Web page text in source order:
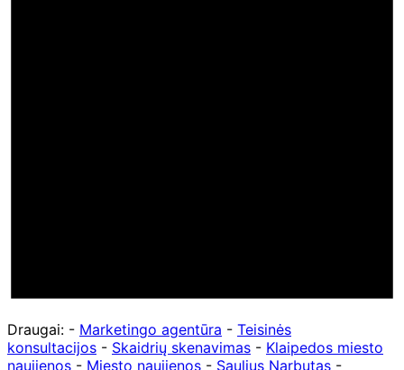
Draugai: - Marketingo agentūra - Teisinės
konsultacijos - Skaidrių skenavimas - Klaipedos miesto
naujienos - Miesto naujienos - Saulius Narbutas -